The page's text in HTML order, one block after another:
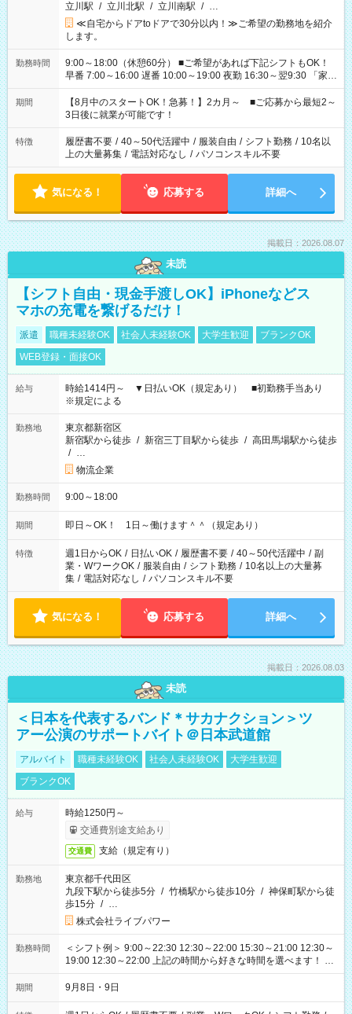
立川駅 / 立川北駅 / 立川南駅 / …
≪自宅からドアtoドアで30分以内！≫ご希望の勤務地を紹介
します。
勤務時間
9:00～18:00（休憩60分） ■ご希望があれば下記シフトもOK！
早番 7:00～16:00 遅番 10:00～19:00 夜勤 16:30～翌9:30 「家族
と休みを合わせたい」 「余裕を持って夕飯の準備がしたい」
「できれば残業はしたくない」 など、ご希望を教えてください
ね。 ※Wワーク希望の方へ 今ご覧のお仕事で希望する勤務時間
と、もう1つのお仕事の勤務時間。 合計で週40時間を超える場
合は応募できません。
期間
【8月中のスタートOK！急募！】2カ月～ ■ご応募から最短2～
3日後に就業が可能です！
特徴 履歴書不要 / 40～50代活躍中 / 服装自由 / シフト勤務 / 10名以
上の大量募集 / 電話対応なし / パソコンスキル不要
気になる！ 応募する 詳細へ
掲載日：2026.08.07
未読
【シフト自由・現金手渡しOK】iPhoneなどス
マホの充電を繋げるだけ！
派遣 職種未経験OK 社会人未経験OK 大学生歓迎
ブランクOK
WEB登録・面接OK
給与
時給1414円～ ▼日払いOK（規定あり） ■初勤務手当あり
※規定による
勤務地
東京都新宿区
新宿駅から徒歩 / 新宿三丁目駅から徒歩 / 高田馬場駅から徒歩
/ …
物流企業
勤務時間 9:00～18:00
期間 即日～OK！ 1日～働けます＾＾（規定あり）
特徴 週1日からOK / 日払いOK / 履歴書不要 / 40～50代活躍中 / 副
業・WワークOK / 服装自由 / シフト勤務 / 10名以上の大量募
集 / 電話対応なし / パソコンスキル不要
気になる！ 応募する 詳細へ
掲載日：2026.08.03
未読
＜日本を代表するバンド＊サカナクション＞ツ
アー公演のサポートバイト＠日本武道館
アルバイト 職種未経験OK 社会人未経験OK
大学生歓迎
ブランクOK
給与
時給1250円～
交通費別途支給あり
交通費 支給（規定有り）
勤務地
東京都千代田区
九段下駅から徒歩5分 / 竹橋駅から徒歩10分 / 神保町駅から徒
歩15分 / …
株式会社ライブパワー
勤務時間
＜シフト例＞ 9:00～22:30 12:30～22:00 15:30～21:00 12:30～
19:00 12:30～22:00 上記の時間から好きな時間を選べます！ ※
時間は変更となる可能性があります
期間 9月8日・9日